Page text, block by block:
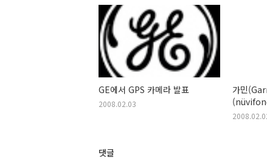
GE에서 GPS 카메라 발표
2008.02.03
가민
댓글